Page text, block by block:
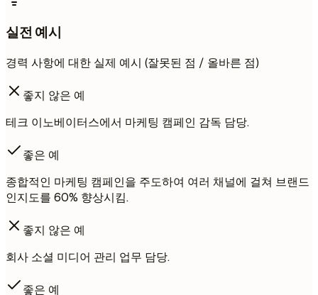
실전 예시
경력 사항에 대한 실제 예시 (잘못된 점 / 올바른 점)
좋지 않은 예
테크 이노베이터스에서 마케팅 캠페인 감독 담당.
좋은 예
종합적인 마케팅 캠페인을 주도하여 여러 채널에 걸쳐 브랜드
인지도를 60% 향상시킴.
좋지 않은 예
회사 소셜 미디어 관리 업무 담당.
좋은 예